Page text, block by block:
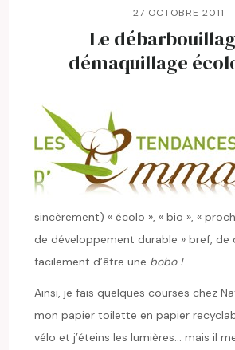
27 OCTOBRE 2011
Le
démaquillage
sincèrement) « écolo », « bio », «
de développement durable » bref, de
facilement d’être une bobo !
Ainsi, je fais quelques courses chez
mon papier toilette en papier
vélo et j’éteins les lumières… mais il